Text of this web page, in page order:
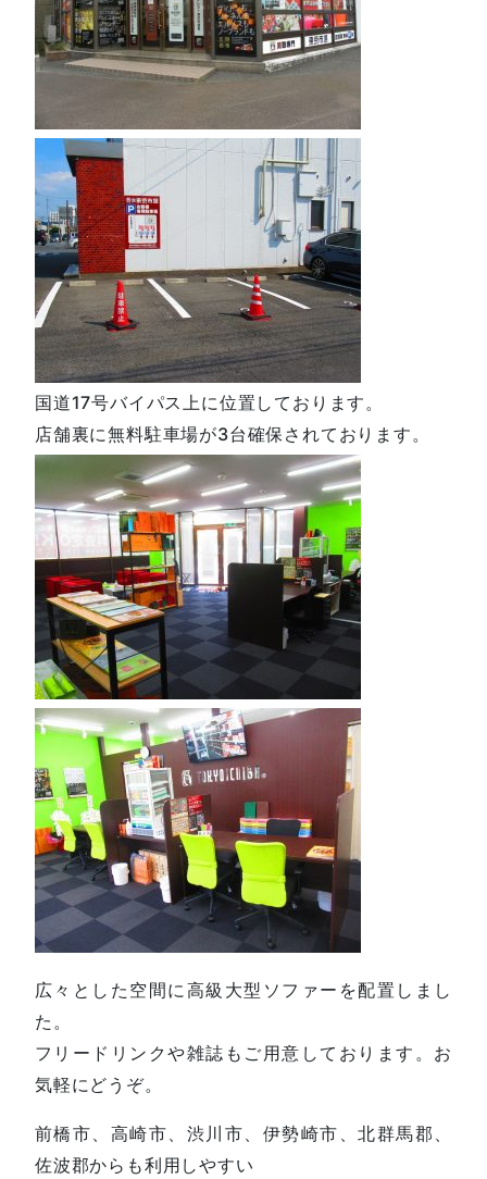
国道17号バイパス上に位置しております。
店舗裏に無料駐車場が3台確保されております。
広々とした空間に高級大型ソファーを配置しまし
た。
フリードリンクや雑誌もご用意しております。お
気軽にどうぞ。
前橋市、高崎市、渋川市、伊勢崎市、北群馬郡、
佐波郡からも利用しやすい